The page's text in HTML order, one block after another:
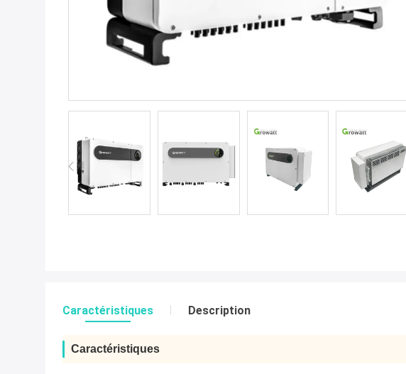
Caractéristiques Description
Caractéristiques